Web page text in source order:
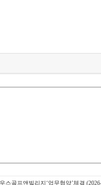
스골프앤빌리지‘업무협약’체결